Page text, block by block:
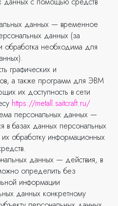
данных — временное
данных (за
обработка необходима для
графических и
а также программ для ЭВМ
их доступность в сети
https://metall.saitcraft.ru/
персональных данных —
в базах данных персональных
обработку информационных
данных — действия, в
определить без
информации
данных конкретному